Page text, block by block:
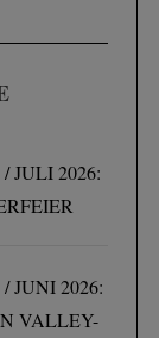
JULI 2026:
JUNI 2026:
VALLEY-